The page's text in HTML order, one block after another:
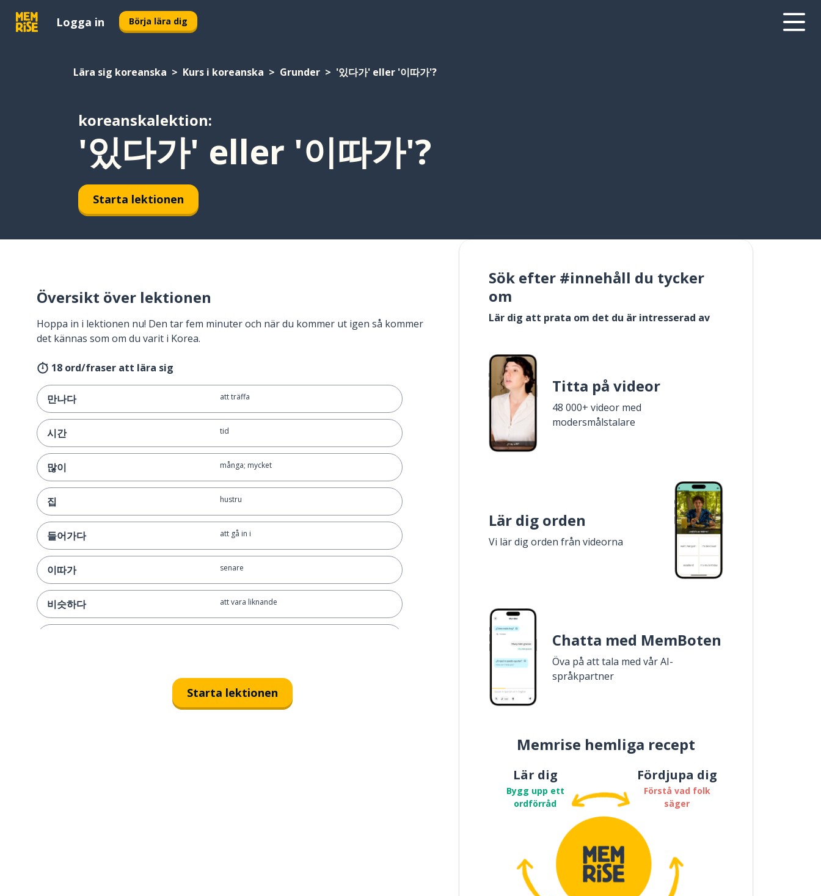
Logga in Börja lära dig
Lära sig koreanska Kurs i koreanska Grunder '있다가' eller '이따가'?
koreanskalektion:
'있다가' eller '이따가'?
Starta lektionen
Översikt över lektionen
Hoppa in i lektionen nu! Den tar fem minuter och när du kommer ut igen så kommer
det kännas som om du varit i Korea.
18 ord/fraser att lära sig
만나다 att träffa
시간 tid
많이 många; mycket
집 hustru
들어가다 att gå in i
이따가 senare
비슷하다 att vara liknande
Starta lektionen
Sök efter #innehåll du tycker
om
Lär dig att prata om det du är intresserad av
Titta på videor
48 000+ videor med
modersmålstalare
Lär dig orden
Vi lär dig orden från videorna
Chatta med MemBoten
Öva på att tala med vår AI-
språkpartner
Memrise hemliga recept
Lär dig
Bygg upp ett
ordförråd
Fördjupa dig
Förstå vad folk
säger